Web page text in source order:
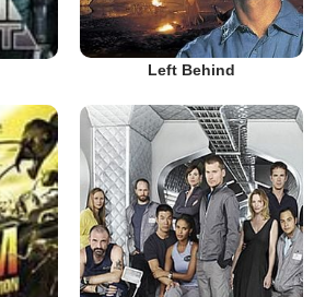
Left Behind